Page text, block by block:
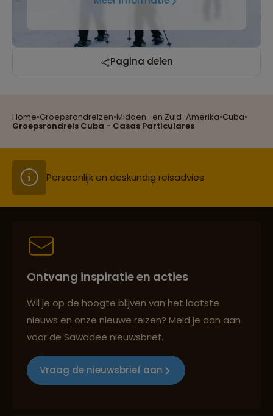
Home•Groepsrondreizen•Midden- en Zuid-Amerika•Cuba•
Groepsrondreis Cuba - Casas Particulares
Pagina delen
Reizen met oog voor mens, cultuur en milieu
Groepsreizen mét indivuele vrijheid
Persoonlijk en deskundig reisadvies
Best beoordeelde reisroutes
Groepsreizen mét indivuele vrijheid
Ontvang inspiratie en acties
Wil je op de hoogte blijven van het laatste
nieuws en onze nieuwe reizen? Meld je dan aan
voor de Sawadee nieuwsbrief.
Vraag de nieuwsbrief aan